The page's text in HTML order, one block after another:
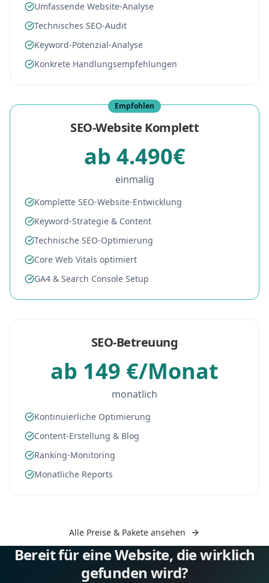
Umfassende Website-Analyse
Technisches SEO-Audit
Keyword-Potenzial-Analyse
Konkrete Handlungsempfehlungen
Empfohlen
SEO-Website Komplett
ab 4.490€
einmalig
Komplette SEO-Website-Entwicklung
Keyword-Strategie & Content
Technische SEO-Optimierung
Core Web Vitals optimiert
GA4 & Search Console Setup
SEO-Betreuung
ab 149 €/Monat
monatlich
Kontinuierliche Optimierung
Content-Erstellung & Blog
Ranking-Monitoring
Monatliche Reports
Alle Preise & Pakete ansehen
Bereit für eine Website, die wirklich
gefunden wird?